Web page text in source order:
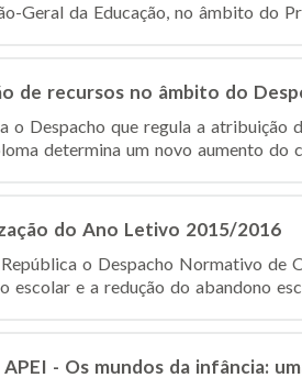
Geral da Educação, no âmbito do
de recursos no âmbito do
o Despacho que regula a atribuição
determina um novo aumento do
do Ano Letivo 2015/2016
o Despacho Normativo de
escolar e a redução do abandono
- Os mundos da infância: